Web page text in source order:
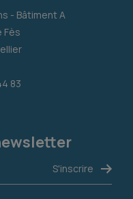
- Bâtiment A
Fès
83